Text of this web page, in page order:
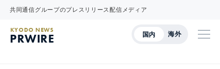
共同通信グループのプレスリリース配信メディア
国内 海外
KYODO NEWS
PRWIRE